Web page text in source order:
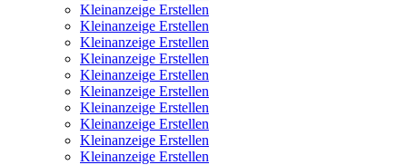
Kleinanzeige Erstellen
Kleinanzeige Erstellen
Kleinanzeige Erstellen
Kleinanzeige Erstellen
Kleinanzeige Erstellen
Kleinanzeige Erstellen
Kleinanzeige Erstellen
Kleinanzeige Erstellen
Kleinanzeige Erstellen
Kleinanzeige Erstellen